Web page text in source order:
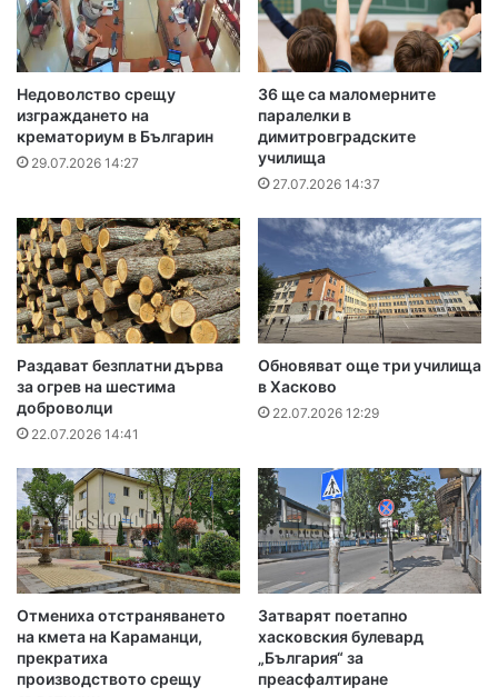
Недоволство срещу
изграждането на
крематориум в Българин
29.07.2026 14:27
36 ще са маломерните
паралелки в
димитровградските
училища
27.07.2026 14:37
Раздават безплатни дърва
за огрев на шестима
доброволци
22.07.2026 14:41
Обновяват още три училища
в Хасково
22.07.2026 12:29
Отмениха отстраняването
на кмета на Караманци,
прекратиха
производството срещу
Затварят поетапно
хасковския булевард
„България“ за
преасфалтиране